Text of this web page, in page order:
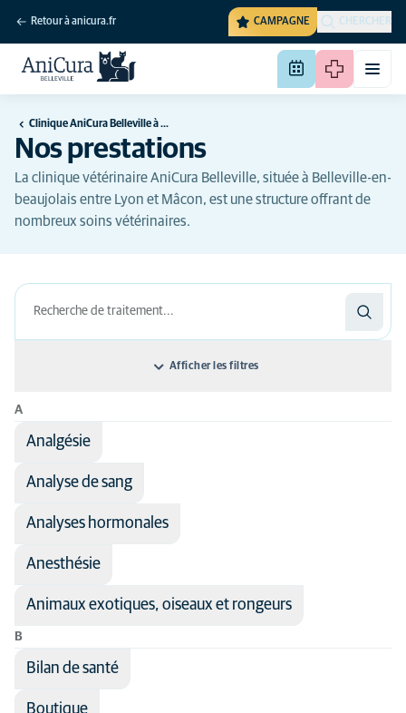
Retour à anicura.fr CAMPAGNE CHERCHER
Clinique AniCura Belleville à Belleville-en-Beaujolais
Nos prestations
La clinique vétérinaire AniCura Belleville, située à Belleville-en-
beaujolais entre Lyon et Mâcon, est une structure offrant de
nombreux soins vétérinaires.
Afficher les filtres
Nom du traitement
Domaine médical
Disciplines
Analgésie
Anesthésie
Médecine générale
Tous les types d'animaux
Autre
Chat
A
Analgésie
Analyse de sang
Analyses hormonales
Anesthésie
Animaux exotiques, oiseaux et rongeurs
B
Bilan de santé
Boutique